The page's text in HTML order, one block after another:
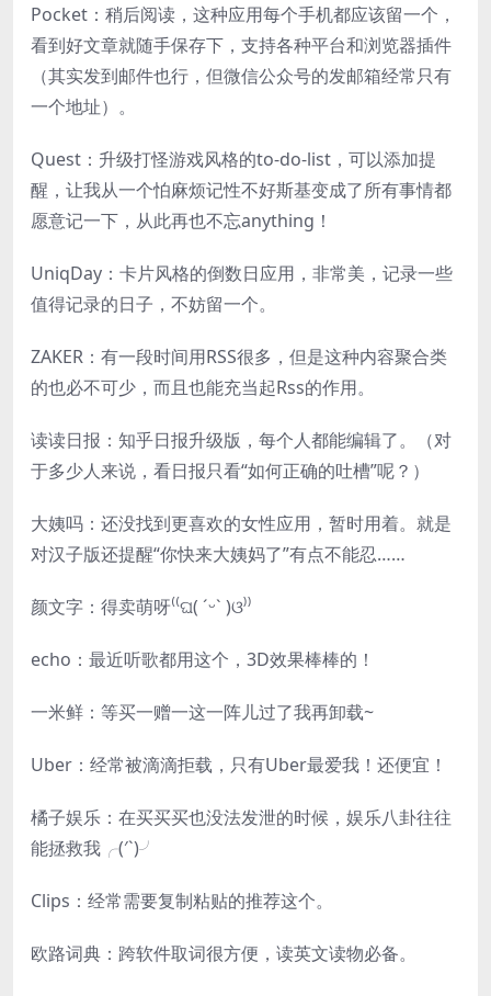
Pocket：稍后阅读，这种应用每个手机都应该留一个，
看到好文章就随手保存下，支持各种平台和浏览器插件
（其实发到邮件也行，但微信公众号的发邮箱经常只有
一个地址）。
Quest：升级打怪游戏风格的to-do-list，可以添加提
醒，让我从一个怕麻烦记性不好斯基变成了所有事情都
愿意记一下，从此再也不忘anything！
UniqDay：卡片风格的倒数日应用，非常美，记录一些
值得记录的日子，不妨留一个。
ZAKER：有一段时间用RSS很多，但是这种内容聚合类
的也必不可少，而且也能充当起Rss的作用。
读读日报：知乎日报升级版，每个人都能编辑了。（对
于多少人来说，看日报只看“如何正确的吐槽”呢？）
大姨吗：还没找到更喜欢的女性应用，暂时用着。就是
对汉子版还提醒“你快来大姨妈了”有点不能忍……
颜文字：得卖萌呀⁽⁽ଘ( ˊᵕˋ )ଓ⁾⁾
echo：最近听歌都用这个，3D效果棒棒的！
一米鲜：等买一赠一这一阵儿过了我再卸载~
Uber：经常被滴滴拒载，只有Uber最爱我！还便宜！
橘子娱乐：在买买买也没法发泄的时候，娱乐八卦往往
能拯救我╭(′`)╯
Clips：经常需要复制粘贴的推荐这个。
欧路词典：跨软件取词很方便，读英文读物必备。